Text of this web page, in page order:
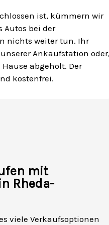
ist, kümmern wir
Autos bei der
nichts weiter tun. Ihr
Ankaufstation
abgeholt. Der
kostenfrei.
mit
Rheda-
viele Verkaufsoptionen